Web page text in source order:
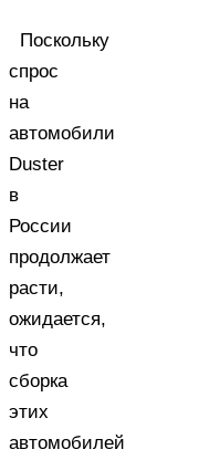
Поскольку
спрос
на
автомобили
Duster
в
России
продолжает
расти,
ожидается,
что
сборка
этих
автомобилей